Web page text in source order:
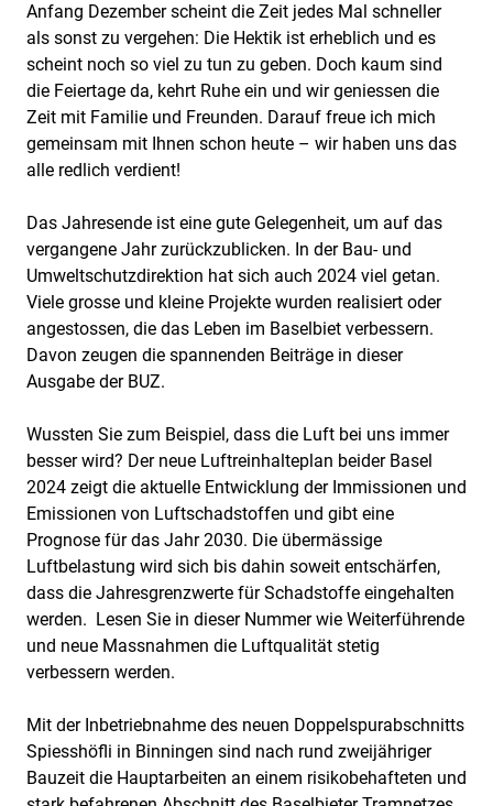
Anfang Dezember scheint die Zeit jedes Mal schneller
als sonst zu vergehen: Die Hektik ist erheblich und es
scheint noch so viel zu tun zu geben. Doch kaum sind
die Feiertage da, kehrt Ruhe ein und wir geniessen die
Zeit mit Familie und Freunden. Darauf freue ich mich
gemeinsam mit Ihnen schon heute – wir haben uns das
alle redlich verdient!
Das Jahresende ist eine gute Gelegenheit, um auf das
vergangene Jahr zurückzublicken. In der Bau- und
Umweltschutzdirektion hat sich auch 2024 viel getan.
Viele grosse und kleine Projekte wurden realisiert oder
angestossen, die das Leben im Baselbiet verbessern.
Davon zeugen die spannenden Beiträge in dieser
Ausgabe der BUZ.
Wussten Sie zum Beispiel, dass die Luft bei uns immer
besser wird? Der neue Luftreinhalteplan beider Basel
2024 zeigt die aktuelle Entwicklung der Immissionen und
Emissionen von Luftschadstoffen und gibt eine
Prognose für das Jahr 2030. Die übermässige
Luftbelastung wird sich bis dahin soweit entschärfen,
dass die Jahresgrenzwerte für Schadstoffe eingehalten
werden. Lesen Sie in dieser Nummer wie Weiterführende
und neue Massnahmen die Luftqualität stetig
verbessern werden.
Mit der Inbetriebnahme des neuen Doppelspurabschnitts
Spiesshöfli in Binningen sind nach rund zweijähriger
Bauzeit die Hauptarbeiten an einem risikobehafteten und